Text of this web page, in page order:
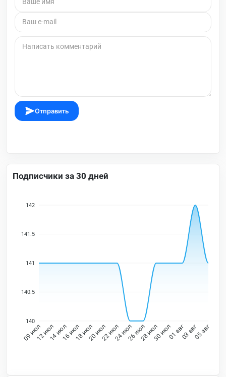
Отправить
Подписчики за 30 дней
142
141.5
141
140.5
140
09 июл12 июл14 июл16 июл18 июл20 июл22 июл24 июл26 июл28 июл30 июл01 авг03 авг05 авг